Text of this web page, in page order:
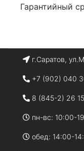
Гарантийный
г.Саратов,
+7 (902) 040
8 (845-2) 26
пн-вс: 10:00-
обед: 14:00-